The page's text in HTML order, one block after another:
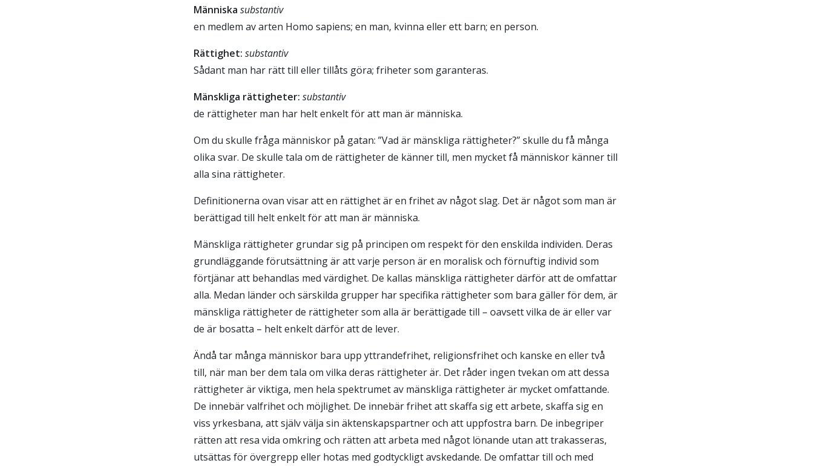
Människasubstantiv
en medlem av arten Homo sapiens; en man, kvinna eller ett barn; en person.
Rättighet:substantiv
Sådant man har rätt till eller tillåts göra; friheter som garanteras.
Mänskliga rättigheter:substantiv
de rättigheter man har helt enkelt för att man är människa.
Om du skulle fråga människor på gatan: ”Vad är mänskliga rättigheter?” skulle du få många
olika svar. De skulle tala om de rättigheter de känner till, men mycket få människor känner till
alla sina rättigheter.
Definitionerna ovan visar att en rättighet är en frihet av något slag. Det är något som man är
berättigad till helt enkelt för att man är människa.
Mänskliga rättigheter grundar sig på principen om respekt för den enskilda individen. Deras
grundläggande förutsättning är att varje person är en moralisk och förnuftig individ som
förtjänar att behandlas med värdighet. De kallas mänskliga rättigheter därför att de omfattar
alla. Medan länder och särskilda grupper har specifika rättigheter som bara gäller för dem, är
mänskliga rättigheter de rättigheter som alla är berättigade till – oavsett vilka de är eller var
de är bosatta – helt enkelt därför att de lever.
Ändå tar många människor bara upp yttrandefrihet, religionsfrihet och kanske en eller två
till, när man ber dem tala om vilka deras rättigheter är. Det råder ingen tvekan om att dessa
rättigheter är viktiga, men hela spektrumet av mänskliga rättigheter är mycket omfattande.
De innebär valfrihet och möjlighet. De innebär frihet att skaffa sig ett arbete, skaffa sig en
viss yrkesbana, att själv välja sin äktenskapspartner och att uppfostra barn. De inbegriper
rätten att resa vida omkring och rätten att arbeta med något lönande utan att trakasseras,
utsättas för övergrepp eller hotas med godtyckligt avskedande. De omfattar till och med